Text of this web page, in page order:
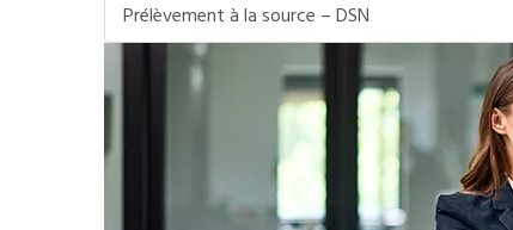
Prélèvement à la source – DSN